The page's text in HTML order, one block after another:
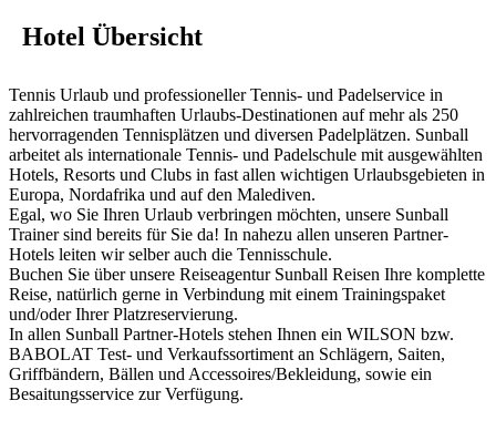
Hotel Übersicht
Tennis Urlaub und professioneller Tennis- und Padelservice in
zahlreichen traumhaften Urlaubs-Destinationen auf mehr als 250
hervorragenden Tennisplätzen und diversen Padelplätzen. Sunball
arbeitet als internationale Tennis- und Padelschule mit ausgewählten
Hotels, Resorts und Clubs in fast allen wichtigen Urlaubsgebieten in
Europa, Nordafrika und auf den Malediven.
Egal, wo Sie Ihren Urlaub verbringen möchten, unsere Sunball
Trainer sind bereits für Sie da! In nahezu allen unseren Partner-
Hotels leiten wir selber auch die Tennisschule.
Buchen Sie über unsere Reiseagentur Sunball Reisen Ihre komplette
Reise, natürlich gerne in Verbindung mit einem Trainingspaket
und/oder Ihrer Platzreservierung.
In allen Sunball Partner-Hotels stehen Ihnen ein WILSON bzw.
BABOLAT Test- und Verkaufssortiment an Schlägern, Saiten,
Griffbändern, Bällen und Accessoires/Bekleidung, sowie ein
Besaitungsservice zur Verfügung.